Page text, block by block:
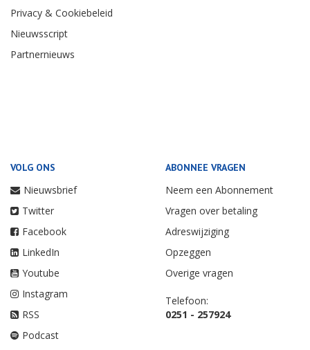
Privacy & Cookiebeleid
Nieuwsscript
Partnernieuws
VOLG ONS
Nieuwsbrief
Twitter
Facebook
LinkedIn
Youtube
Instagram
RSS
Podcast
ABONNEE VRAGEN
Neem een Abonnement
Vragen over betaling
Adreswijziging
Opzeggen
Overige vragen
Telefoon:
0251 - 257924